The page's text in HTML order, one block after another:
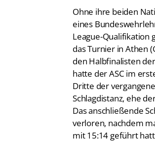
Ohne ihre beiden
eines
League-Qualifikation
das Turnier in Athen
den Halbfinalisten
hatte der ASC im
Dritte der
Schlagdistanz, ehe
Das anschließende
verloren, nachdem
mit 15:14 geführt